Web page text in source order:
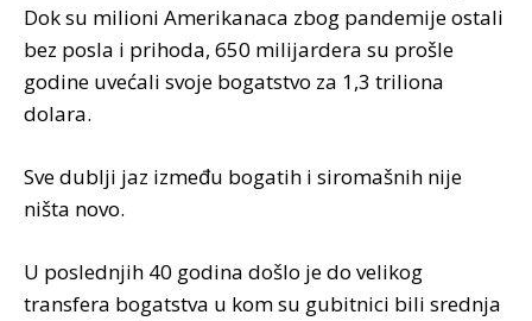
Dok su milioni Amerikanaca zbog pandemije ostali
bez posla i prihoda, 650 milijardera su prošle
godine uvećali svoje bogatstvo za 1,3 triliona
dolara.
Sve dublji jaz između bogatih i siromašnih nije
ništa novo.
U poslednjih 40 godina došlo je do velikog
transfera bogatstva u kom su gubitnici bili srednja